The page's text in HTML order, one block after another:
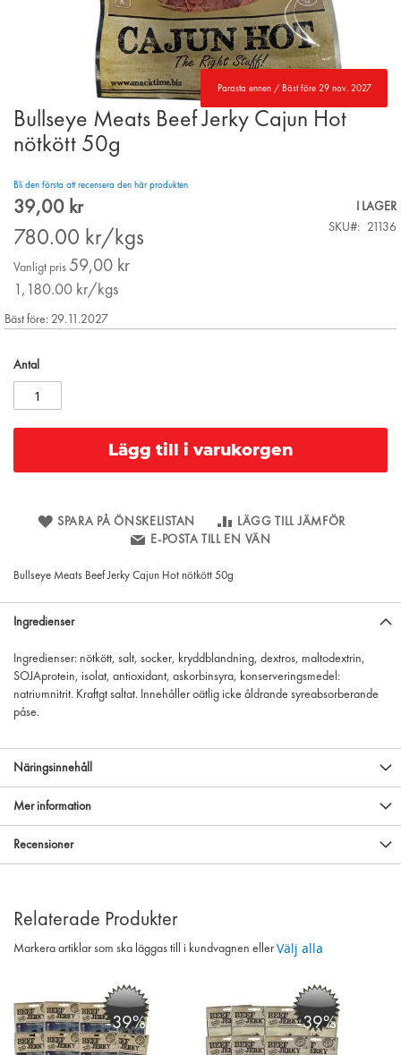
Parasta ennen / Bäst före 29 nov. 2027
Skip
the
of
the
gallery
Bullseye Meats Beef Jerky Cajun Hot
nötkött 50g
Bli den första att recensera den här produkten
Special
39,00 kr
780.00 kr/kgs
Vanligt pris 59,00 kr
1,180.00 kr/kgs
I LAGER
SKU
21136
Bäst före: 29.11.2027
Antal
Lägg till i varukorgen
SPARA PÅ ÖNSKELISTAN
LÄGG TILL JÄMFÖR
E-POSTA TILL EN VÄN
Bullseye Meats Beef Jerky Cajun Hot nötkött 50g
Ingredienser
Ingredienser: nötkött, salt, socker, kryddblandning, dextros, maltodextrin,
SOJAprotein, isolat, antioxidant, askorbinsyra, konserveringsmedel:
natriumnitrit. Kraftgt saltat. Innehåller oätlig icke åldrande syreabsorberande
påse.
Näringsinnehåll
Mer information
Recensioner
Relaterade Produkter
Markera artiklar som ska läggas till i kundvagnen eller Välj alla
-39% -39%